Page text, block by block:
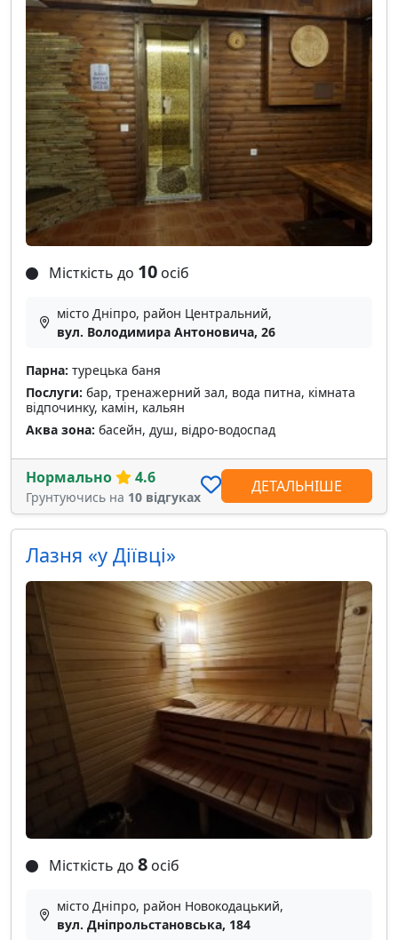
Місткість до 10 осіб
місто Дніпро, район Центральний,
вул. Володимира Антоновича, 26
Парна: турецька баня
Послуги: бар, тренажерний зал, вода питна, кімната
відпочинку, камін, кальян
Аква зона: басейн, душ, відро-водоспад
Нормально 4.6
Грунтуючись на 10 відгуках
ДЕТАЛЬНІШЕ
Лазня «у Діївці»
Місткість до 8 осіб
місто Дніпро, район Новокодацький,
вул. Дніпрольстановська, 184